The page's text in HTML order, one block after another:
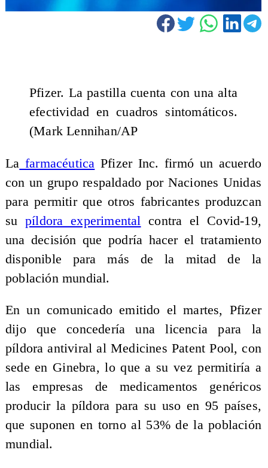
Pfizer. La pastilla cuenta con una alta
efectividad en cuadros sintomáticos.
(Mark Lennihan/AP
La farmacéutica Pfizer Inc. firmó un acuerdo
con un grupo respaldado por Naciones Unidas
para permitir que otros fabricantes produzcan
supíldora experimental
contra el Covid-19,
una decisión que podría hacer el tratamiento
disponible para más de la mitad de la
población mundial.
En un comunicado emitido el martes, Pfizer
dijo que concedería una licencia para la
píldora antiviral al Medicines Patent Pool, con
sede en Ginebra, lo que a su vez permitiría a
las empresas de medicamentos genéricos
producir la píldora para su uso en 95 países,
que suponen en torno al 53% de la población
mundial.